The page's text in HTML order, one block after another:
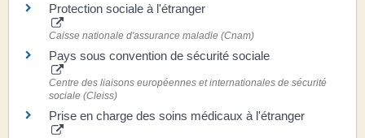
Protection sociale à l'étranger
Caisse nationale d'assurance maladie (Cnam)
Pays sous convention de sécurité sociale
Centre des liaisons européennes et internationales de sécurité
sociale (Cleiss)
Prise en charge des soins médicaux à l'étranger